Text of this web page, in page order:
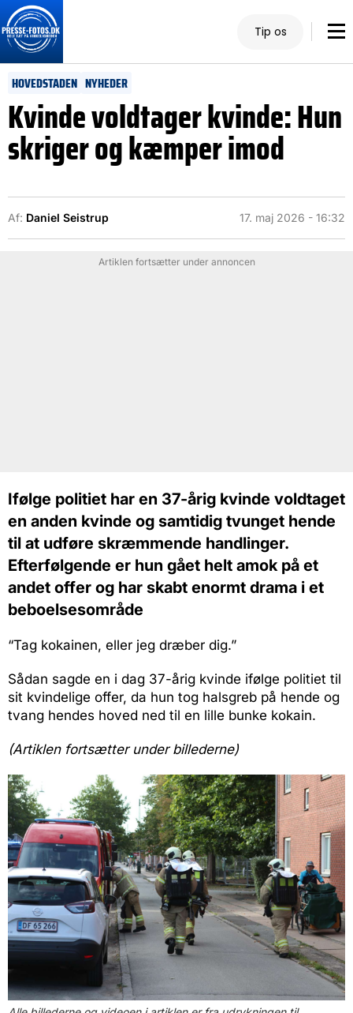
Tip os
HOVEDSTADEN NYHEDER
Kvinde voldtager kvinde: Hun
skriger og kæmper imod
Af: Daniel Seistrup 17. maj 2026 - 16:32
Artiklen fortsætter under annoncen
Ifølge politiet har en 37-årig kvinde voldtaget
en anden kvinde og samtidig tvunget hende
til at udføre skræmmende handlinger.
Efterfølgende er hun gået helt amok på et
andet offer og har skabt enormt drama i et
beboelsesområde
“Tag kokainen, eller jeg dræber dig.”
Sådan sagde en i dag 37-årig kvinde ifølge politiet til
sit kvindelige offer, da hun tog halsgreb på hende og
tvang hendes hoved ned til en lille bunke kokain.
(Artiklen fortsætter under billederne)